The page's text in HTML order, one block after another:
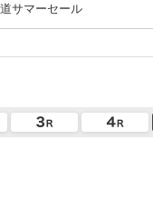
サマーセール